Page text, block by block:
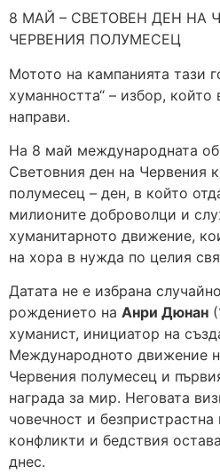
8 МАЙ – СВЕТОВЕН ДЕН НА
ЧЕРВЕНИЯ ПОЛУМЕСЕЦ
Мотото на кампанията тази
хуманността“ – избор, който
направи.
На 8 май международната
Световния ден на Червения
полумесец – ден, в който
милионите доброволци и
хуманитарното движение,
на хора в нужда по целия
Датата не е избрана
рождението на Анри Дюнан
хуманист, инициатор на
Международното движение
Червения полумесец и
награда за мир. Неговата
човечност и
конфликти и бедствия
днес.